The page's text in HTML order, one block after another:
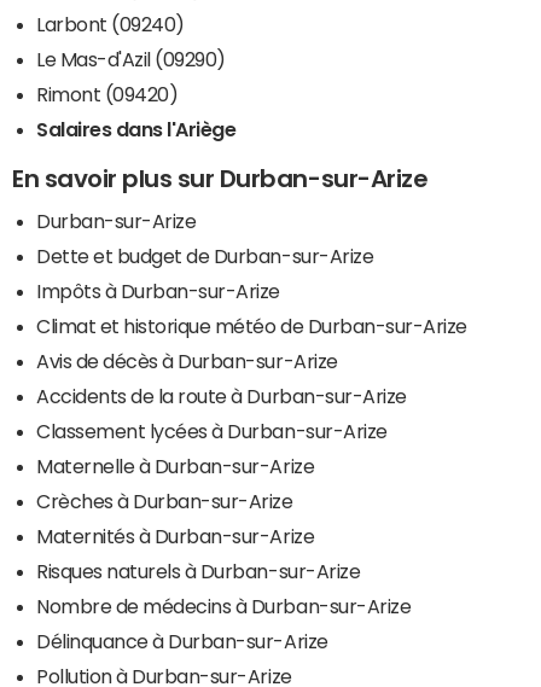
Larbont (09240)
Le Mas-d'Azil (09290)
Rimont (09420)
Salaires dans l'Ariège
En savoir plus sur Durban-sur-Arize
Durban-sur-Arize
Dette et budget de Durban-sur-Arize
Impôts à Durban-sur-Arize
Climat et historique météo de Durban-sur-Arize
Avis de décès à Durban-sur-Arize
Accidents de la route à Durban-sur-Arize
Classement lycées à Durban-sur-Arize
Maternelle à Durban-sur-Arize
Crèches à Durban-sur-Arize
Maternités à Durban-sur-Arize
Risques naturels à Durban-sur-Arize
Nombre de médecins à Durban-sur-Arize
Délinquance à Durban-sur-Arize
Pollution à Durban-sur-Arize